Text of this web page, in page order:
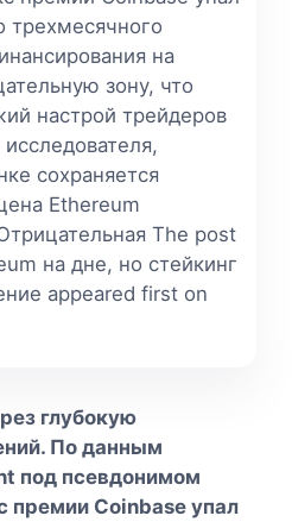
трехмесячного
на
зону, что
настрой трейдеров
сохраняется
Ethereum
The post
на дне, но стейкинг
appeared first on
глубокую
По данным
под псевдонимом
премии Coinbase упал